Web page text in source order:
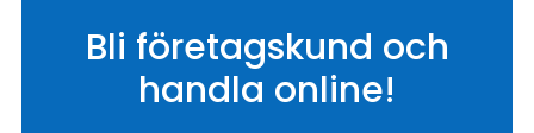
Bli företagskund och
handla online!